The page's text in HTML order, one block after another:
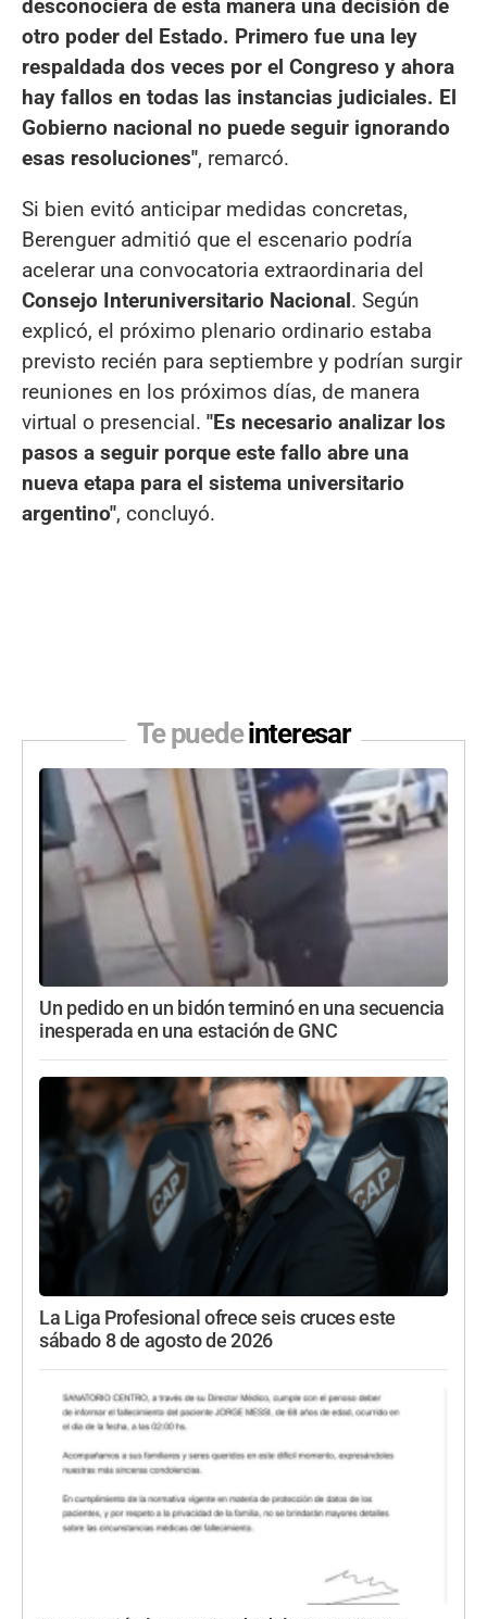
desconociera de esta manera una decisión de
otro poder del Estado. Primero fue una ley
respaldada dos veces por el Congreso y ahora
hay fallos en todas las instancias judiciales. El
Gobierno nacional no puede seguir ignorando
esas resoluciones", remarcó.
Si bien evitó anticipar medidas concretas,
Berenguer admitió que el escenario podría
acelerar una convocatoria extraordinaria del
Consejo Interuniversitario Nacional. Según
explicó, el próximo plenario ordinario estaba
previsto recién para septiembre y podrían surgir
reuniones en los próximos días, de manera
virtual o presencial. "Es necesario analizar los
pasos a seguir porque este fallo abre una
nueva etapa para el sistema universitario
argentino", concluyó.
Te puedeinteresar
Un pedido en un bidón terminó en una secuencia
inesperada en una estación de GNC
La Liga Profesional ofrece seis cruces este
sábado 8 de agosto de 2026